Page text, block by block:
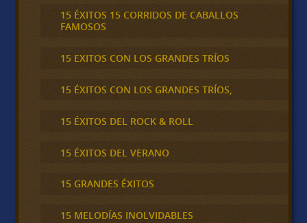
15 ÉXITOS 15 CORRIDOS DE CABALLOS
FAMOSOS
15 EXITOS CON LOS GRANDES TRÍOS
15 ÉXITOS CON LOS GRANDES TRÍOS,
15 ÉXITOS DEL ROCK & ROLL
15 ÉXITOS DEL VERANO
15 GRANDES ÉXITOS
15 MELODÍAS INOLVIDABLES